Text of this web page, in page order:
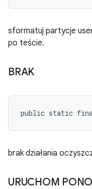
sformatuj partycje
po teście.
BRAK
public static
brak działania
URUCHOM